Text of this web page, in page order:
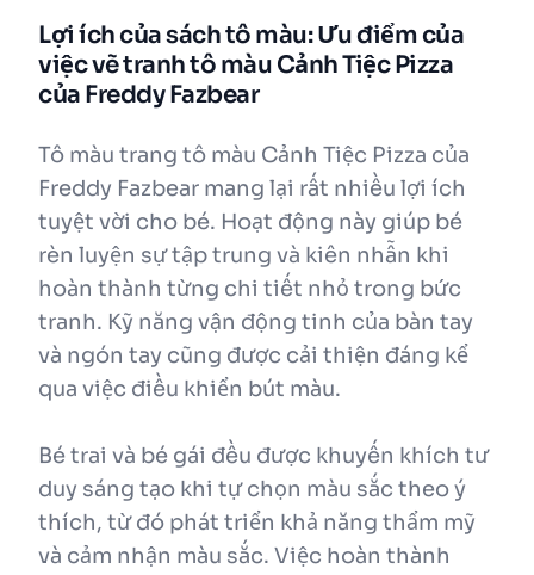
Lợi ích của sách tô màu: Ưu điểm của
việc vẽ tranh tô màu Cảnh Tiệc Pizza
của Freddy Fazbear
Tô màu trang tô màu Cảnh Tiệc Pizza của
Freddy Fazbear mang lại rất nhiều lợi ích
tuyệt vời cho bé. Hoạt động này giúp bé
rèn luyện sự tập trung và kiên nhẫn khi
hoàn thành từng chi tiết nhỏ trong bức
tranh. Kỹ năng vận động tinh của bàn tay
và ngón tay cũng được cải thiện đáng kể
qua việc điều khiển bút màu.
Bé trai và bé gái đều được khuyến khích tư
duy sáng tạo khi tự chọn màu sắc theo ý
thích, từ đó phát triển khả năng thẩm mỹ
và cảm nhận màu sắc. Việc hoàn thành